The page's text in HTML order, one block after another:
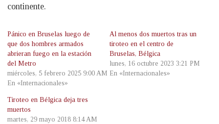
continente.
Pánico en Bruselas luego de
que dos hombres armados
abrieran fuego en la estación
del Metro
miércoles, 5 febrero 2025 9:00 AM
En «Internacionales»
Al menos dos muertos tras un
tiroteo en el centro de
Bruselas, Bélgica
lunes, 16 octubre 2023 3:21 PM
En «Internacionales»
Tiroteo en Bélgica deja tres
muertos
martes, 29 mayo 2018 8:14 AM